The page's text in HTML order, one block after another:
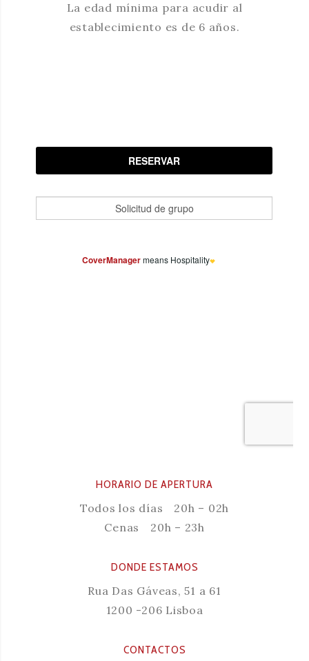
La edad mínima para acudir al
establecimiento es de 6 años.
HORARIO DE APERTURA
Todos los días
20h – 02h
Cenas
20h – 23h
DONDE ESTAMOS
Rua Das Gáveas, 51 a 61
1200 -206 Lisboa
CONTACTOS